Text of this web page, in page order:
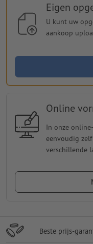
Eigen
U kunt uw
aankoop
Online
In onze
eenvoudig
verschillende
Beste prijs-